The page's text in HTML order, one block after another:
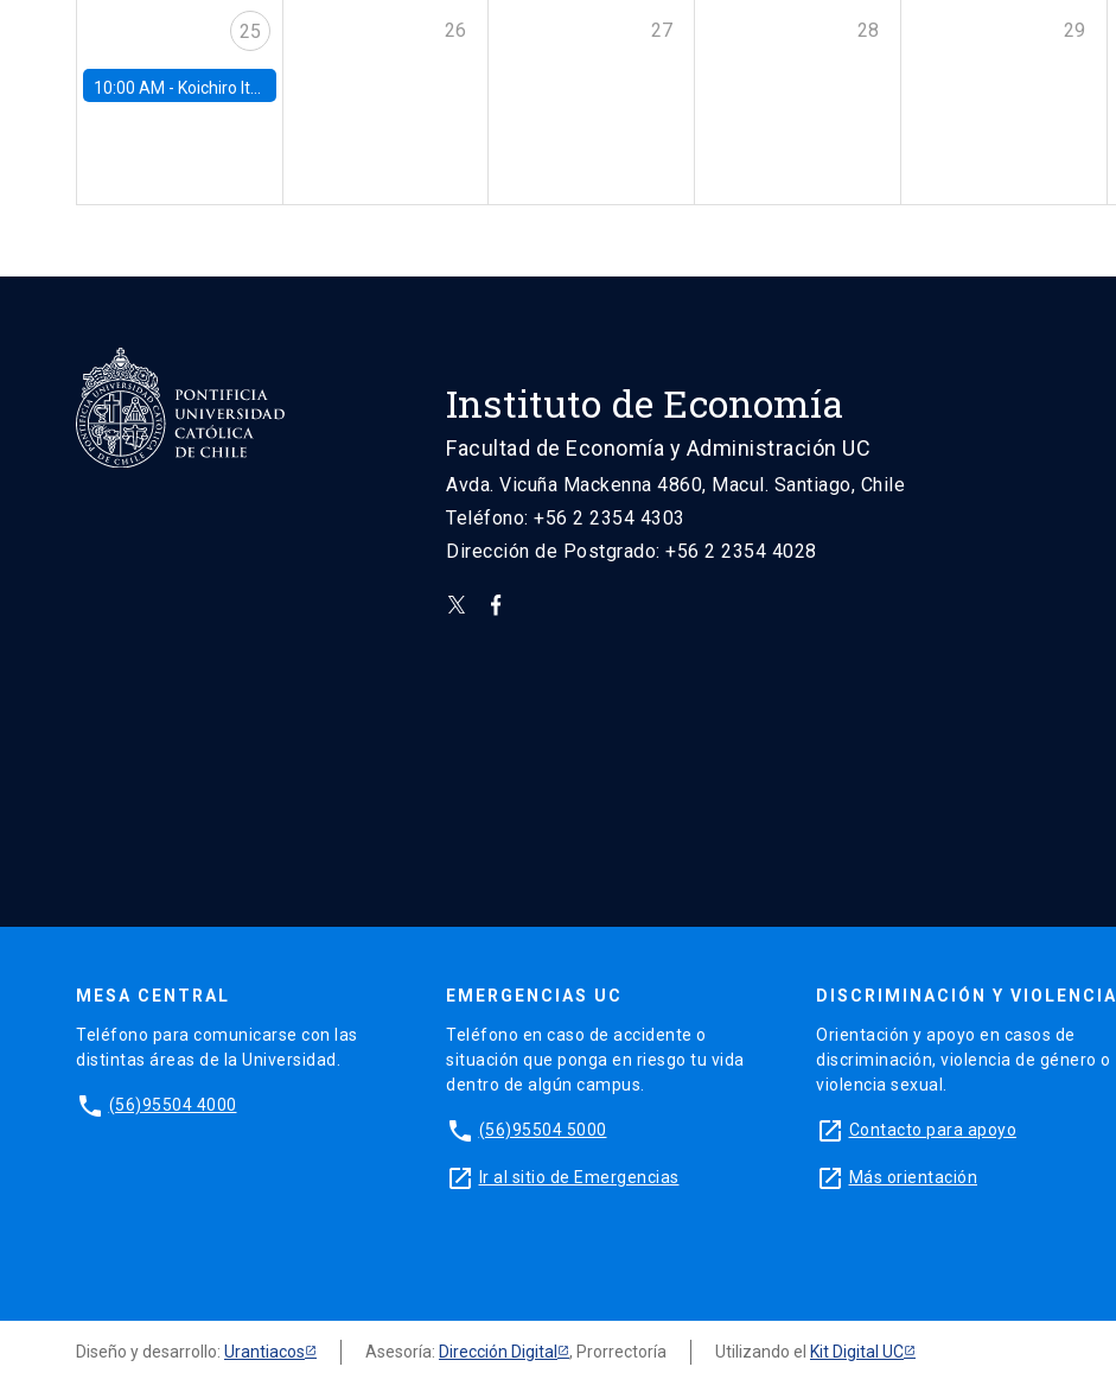
25
10:00 AM - Koichiro Ito, University of Chicago
26 27 28 29
Instituto de Economía
Facultad de Economía y Administración UC
Avda. Vicuña Mackenna 4860, Macul. Santiago, Chile
Teléfono: +56 2 2354 4303
Dirección de Postgrado: +56 2 2354 4028
MESA CENTRAL
Teléfono para comunicarse con las
distintas áreas de la Universidad.
phone (56)95504 4000
EMERGENCIAS UC
Teléfono en caso de accidente o
situación que ponga en riesgo tu vida
dentro de algún campus.
phone (56)95504 5000
launch Ir al sitio de Emergencias
DISCRIMINACIÓN Y VIOLENCIA
Orientación y apoyo en casos de
discriminación, violencia de género o
violencia sexual.
launch Contacto para apoyo
launch Más orientación
Diseño y desarrollo: Urantiacos Asesoría: Dirección Digital , Prorrectoría Utilizando el Kit Digital UC